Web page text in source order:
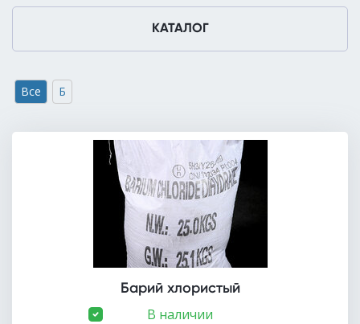
КАТАЛОГ
Все Б
Барий хлористый
В наличии